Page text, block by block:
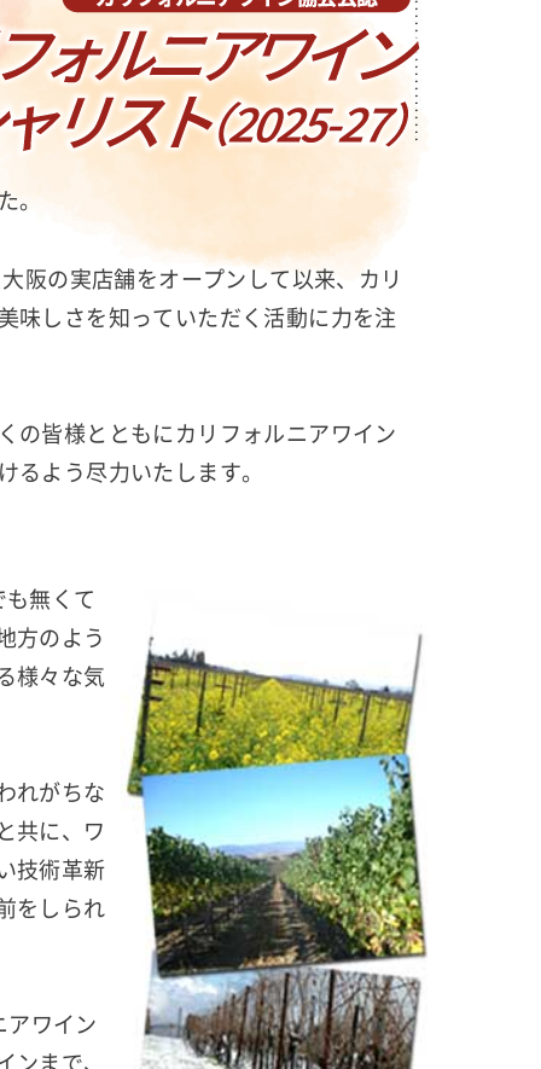
。
阪の実店舗をオープンして以来、カリ
味しさを知っていただく活動に力を注
の皆様とともにカリフォルニアワイン
るよう尽力いたします。
無くて
方のよう
様々な気
れがちな
共に、ワ
技術革新
をしられ
ワイン
まで、